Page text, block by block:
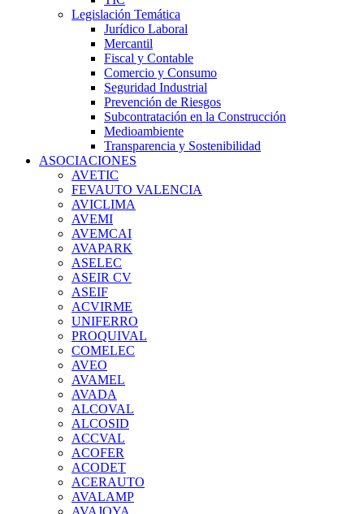
Legislación Temática
Jurídico Laboral
Mercantil
Fiscal y Contable
Comercio y Consumo
Seguridad Industrial
Prevención de Riesgos
Subcontratación en la Construcción
Medioambiente
Transparencia y Sostenibilidad
ASOCIACIONES
AVETIC
FEVAUTO VALENCIA
AVICLIMA
AVEMI
AVEMCAI
AVAPARK
ASELEC
ASEIR CV
ASEIF
ACVIRME
UNIFERRO
PROQUIVAL
COMELEC
AVEO
AVAMEL
AVADA
ALCOVAL
ALCOSID
ACCVAL
ACOFER
ACODET
ACERAUTO
AVALAMP
AVAJOYA